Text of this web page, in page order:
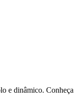
e dinâmico. Conheça